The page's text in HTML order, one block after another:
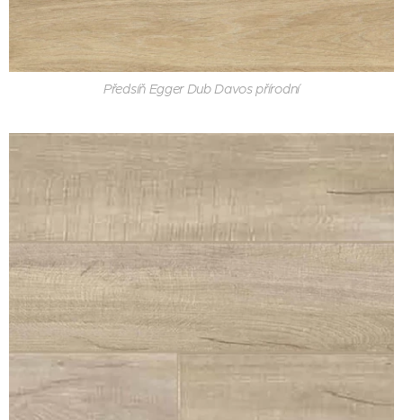
Předsíň Egger Dub Davos přírodní